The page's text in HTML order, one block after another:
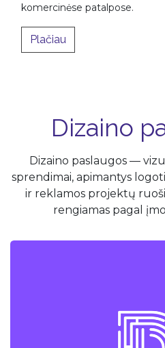
komercinėse patalpose.
​Plačiau
Dizaino
Dizaino paslaugos —
sprendimai, apimantys
ir reklamos projektų
rengiamas pagal